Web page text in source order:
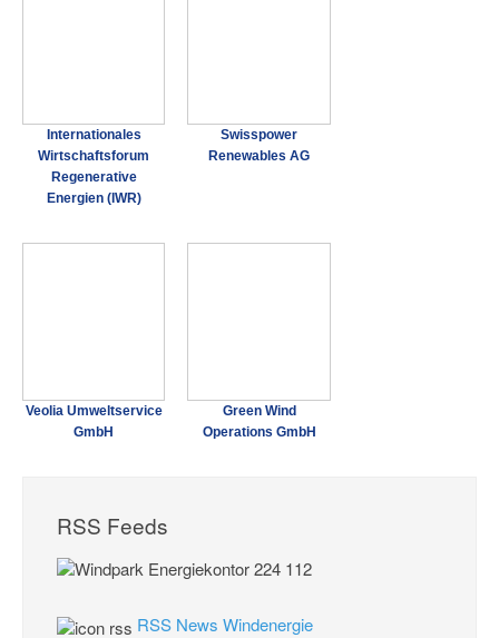
Internationales
Wirtschaftsforum
Regenerative
Energien (IWR)
Swisspower
Renewables AG
Veolia Umweltservice
GmbH
Green Wind
Operations GmbH
RSS Feeds
RSS News Windenergie